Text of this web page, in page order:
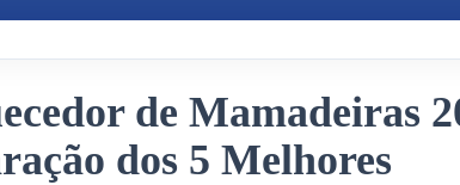
de Mamadeiras
dos 5 Melhores